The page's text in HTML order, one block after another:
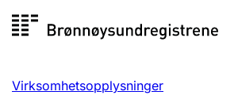
til
Registersøk
Aksjeselskap
Virksomhetsopplysninger